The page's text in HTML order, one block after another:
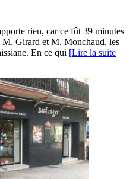
rien, car ce fût 39 minutes
M. Girard et M. Monchaud, les
En ce qui [Lire la suite